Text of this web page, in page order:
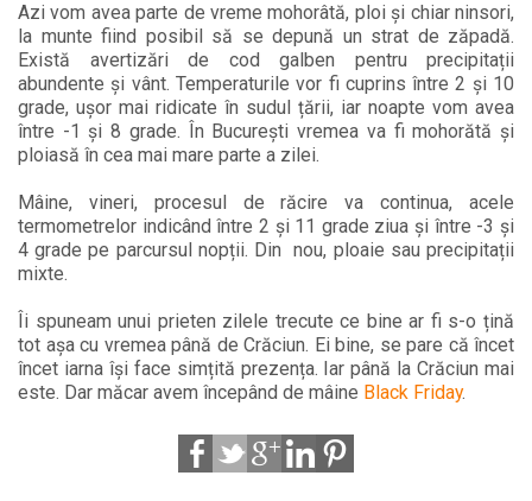
Azi vom avea parte de vreme mohorâtă, ploi și chiar ninsori,
la munte fiind posibil să se depună un strat de zăpadă.
Există avertizări de cod galben pentru precipitații
abundente și vânt. Temperaturile vor fi cuprins între 2 și 10
grade, ușor mai ridicate în sudul țării, iar noapte vom avea
între -1 și 8 grade. În București vremea va fi mohorătă și
ploiasă în cea mai mare parte a zilei.
Mâine, vineri, procesul de răcire va continua, acele
termometrelor indicând între 2 și 11 grade ziua și între -3 și
4 grade pe parcursul nopții. Din nou, ploaie sau precipitații
mixte.
Îi spuneam unui prieten zilele trecute ce bine ar fi s-o țină
tot așa cu vremea până de Crăciun. Ei bine, se pare că încet
încet iarna își face simțită prezența. Iar până la Crăciun mai
este. Dar măcar avem începând de mâine Black Friday.